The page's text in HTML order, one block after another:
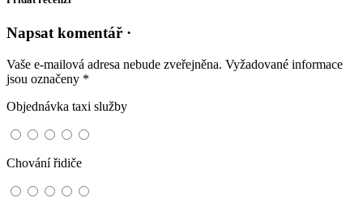
Napsat komentář ·
Vaše e-mailová adresa nebude zveřejněna. Vyžadované informace
jsou označeny *
Objednávka taxi služby
Chování řidiče